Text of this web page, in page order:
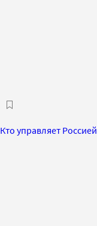
Кто управляет Россией